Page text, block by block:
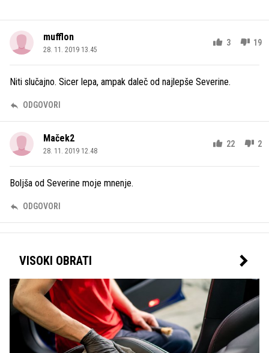
mufflon
28. 11. 2019 13.45
3 19
Niti slučajno. Sicer lepa, ampak daleč od najlepše Severine.
ODGOVORI
Maček2
28. 11. 2019 12.48
22 2
Boljša od Severine moje mnenje.
ODGOVORI
VISOKI OBRATI